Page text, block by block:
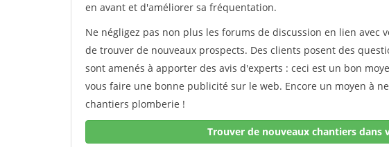
en avant et d'améliorer sa fréquentation.
Ne négligez pas non plus les forums de discussion en lien avec
de trouver de nouveaux prospects. Des clients posent des
sont amenés à apporter des avis d'experts : ceci est un bon
vous faire une bonne publicité sur le web. Encore un moyen à
chantiers plomberie !
Trouver de nouveaux chantiers dans